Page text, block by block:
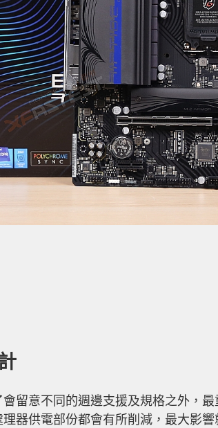
留意不同的週邊支援及規格之外，
器供電部份都會有所削減，最大影